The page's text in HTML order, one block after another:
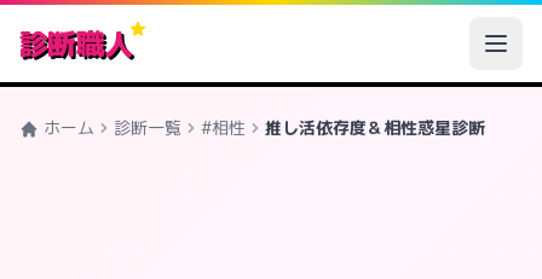
診断職人
ホーム 診断一覧 #相性 推し活依存度＆相性惑星診断